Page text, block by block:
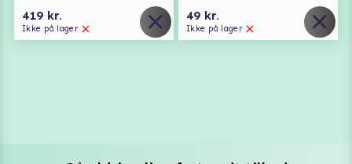
419 kr.
Ikke på lager
49 kr.
Ikke på lager